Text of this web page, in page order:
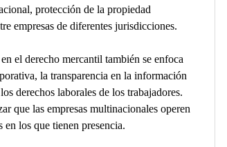
protección de la propiedad
empresas de diferentes jurisdicciones.
el derecho mercantil también se enfoca
la transparencia en la información
derechos laborales de los trabajadores.
que las empresas multinacionales operen
en los que tienen presencia.